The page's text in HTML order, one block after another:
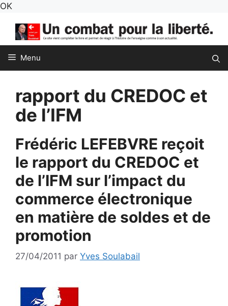
OKAller
contenu
Menu
rapport du CREDOC et
de l’IFM
Frédéric LEFEBVRE reçoit
le rapport du CREDOC et
de l’IFM sur l’impact du
commerce électronique
en matière de soldes et de
promotion
27/04/2011 par Yves Soulabail